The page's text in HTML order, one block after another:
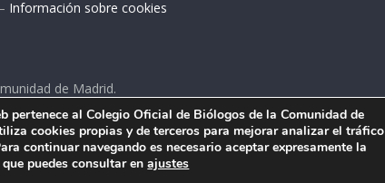
– Información sobre cookies
de Madrid.
Madrid.
pertenece al Colegio Oficial de Biólogos de la Comunidad de
cookies propias y de terceros para mejorar analizar el tráfico
continuar navegando es necesario aceptar expresamente la
puedes consultar enajustes